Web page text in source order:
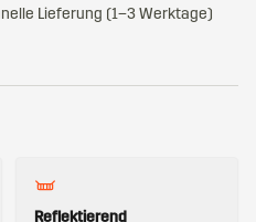
Lieferung (1–3 Werktage)
Reflektierend